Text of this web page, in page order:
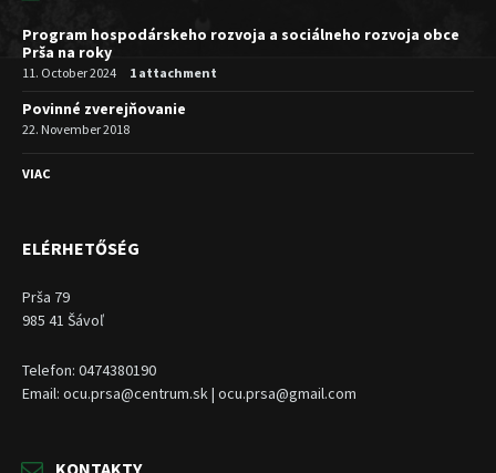
Program hospodárskeho rozvoja a sociálneho rozvoja obce
Prša na roky
11. October 2024 1 attachment
Povinné zverejňovanie
22. November 2018
VIAC
ELÉRHETŐSÉG
Prša 79
985 41 Šávoľ
Telefon: 0474380190
Email: ocu.prsa@centrum.sk | ocu.prsa@gmail.com
KONTAKTY